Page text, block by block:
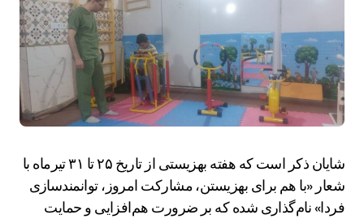
شایان ذکر است که هفته بهزیستی از تاریخ ۲۵ تا ۳۱ تیرماه با
شعار «با هم برای بهزیستن، مشارکت امروز، توانمندسازی
فردا» نام‌گذاری شده که بر ضرورت هم‌افزایی و حمایت